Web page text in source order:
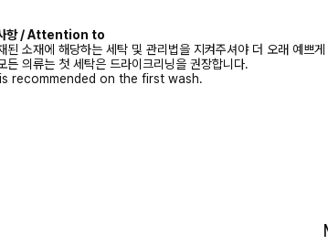
사항 / Attention to
된 소재에 해당하는 세탁 및 관리법을 지켜주셔야 더 오래 예쁘
든 의류는 첫 세탁은 드라이크리닝을 권장합니다.
recommended on the first wash.